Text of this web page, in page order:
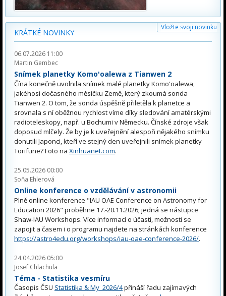
Vložte svoji novinku
KRÁTKÉ NOVINKY
06.07.2026 11:00
Martin Gembec
Snímek planetky Komo'oalewa z Tianwen 2
Čína konečně uvolnila snímek malé planetky Komo'oalewa,
jakéhosi dočasného měsíčku Země, který zkoumá sonda
Tianwen 2. O tom, že sonda úspěšně přiletěla k planetce a
srovnala s ní oběžnou rychlost víme díky sledování amatérskými
radioteleskopy, např. u Bochumi v Německu. Čínské zdroje však
doposud mlčely. Že by je k uveřejnění alespoň nějakého snímku
donutili Japonci, kteří ve stejný den uveřejnili snímek planetky
Torifune? Foto na Xinhuanet.com.
25.05.2026 00:00
Soňa Ehlerová
Online konference o vzdělávání v astronomii
Plně online konference "IAU OAE Conference on Astronomy for
Education 2026" proběhne 17.-20.11.2026; jedná se nástupce
Shaw-IAU Workshops. Více informací o účasti, možnosti se
zapojit a časem i o programu najdete na stránkách konference
https://astro4edu.org/workshops/iau-oae-conference-2026/.
24.04.2026 05:00
Josef Chlachula
Téma - Statistika vesmíru
Časopis ČSU Statistika & My 2026/4přináší řadu zajímavých